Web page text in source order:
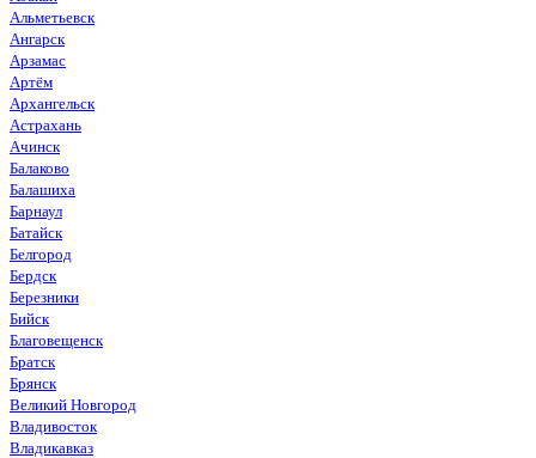
Альметьевск
Ангарск
Арзамас
Артём
Архангельск
Астрахань
Ачинск
Балаково
Балашиха
Барнаул
Батайск
Белгород
Бердск
Березники
Бийск
Благовещенск
Братск
Брянск
Великий Новгород
Владивосток
Владикавказ